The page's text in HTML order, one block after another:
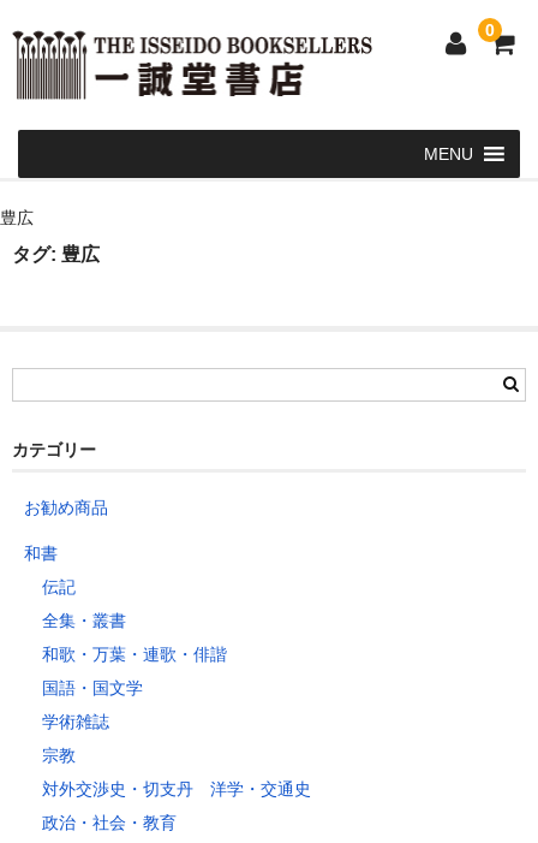
0
和 書
発送・支払い方法
豊広
タグ: 豊広
カテゴリー
お勧め商品
和書
伝記
全集・叢書
和歌・万葉・連歌・俳諧
国語・国文学
学術雑誌
宗教
対外交渉史・切支丹 洋学・交通史
政治・社会・教育